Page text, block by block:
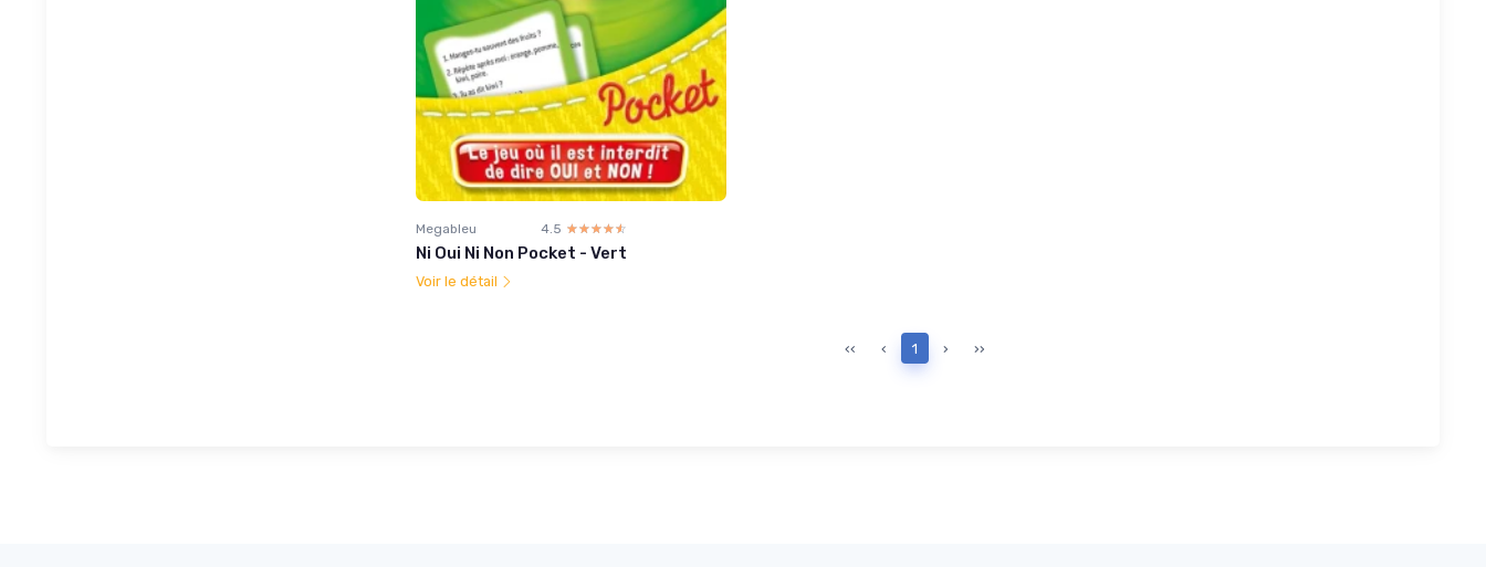
Megableu 4.5 ☆☆☆☆☆
★★★★★
Ni Oui Ni Non Pocket - Vert
Voir le détail
‹‹ ‹ 1 › ››